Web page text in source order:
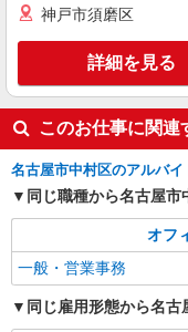
キープ
派遣社員
パーソルテンプスタッフ
ー/26-0581423
＜未
るよ
時
神戸市須磨区
詳細を見る
このお仕事に関連
名古屋市中村区のアルバ
同じ職種から名古屋
オフ
一般・営業事務
同じ雇用形態から名